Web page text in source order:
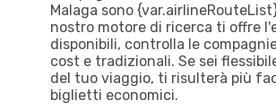
Malaga sono
nostro motore di ricerca ti offre
disponibili, controlla le
cost e tradizionali. Se sei
del tuo viaggio, ti risulterà più
biglietti economici.